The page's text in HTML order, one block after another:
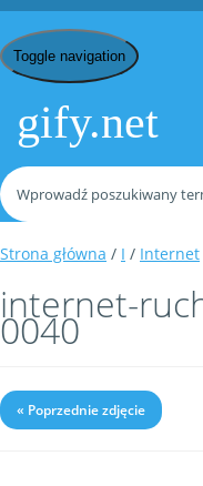
Toggle navigation
gify.net
Strona główna / I / Internet
internet-
0040
« Poprzednie zdjęcie